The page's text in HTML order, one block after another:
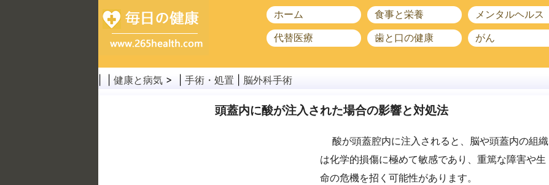
ホーム 食事と栄養 メンタルヘルス
代替医療
歯と口の健康 がん
健康と病気 > | 手術・処置 脳外科手術
頭蓋内に酸が注入された場合の影響と対処法
酸が頭蓋腔内に注入されると、脳や頭蓋内の組織
は化学的損傷に極めて敏感であり、重篤な障害や生
命の危機を招く可能性があります。